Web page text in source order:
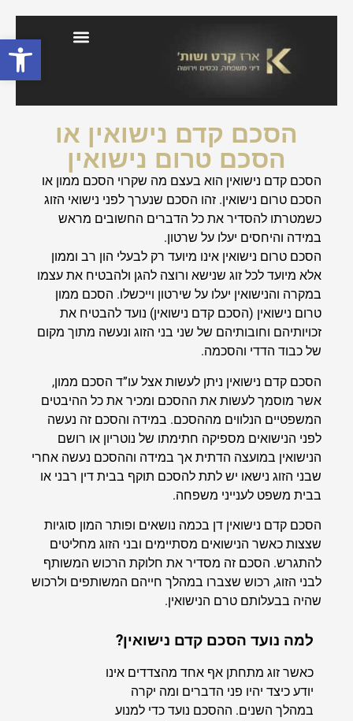
פתח
הסכם קדם נישואין או
הסכם טרום נישואין
הסכם קדם נישואין הוא בעצם מה שקרוי הסכם ממון או
הסכם טרום נישואין. זהו הסכם שנערך לפני נישואי הזוג
כשמטרתו להסדיר את כל הדברים החשובים מראש
במידה והיחסים יעלו על שרטון.
הסכם טרום נישואין אינו מיועד רק לבעלי הון רב וממון
אלא מיועד לכל זוג שנישא ורוצה להגן ולהבטיח את עצמו
במקרה והנישואין יעלו על שירטון וייכשלו. הסכם ממון
טרום נישואין (הסכם קדם נישואין) נועד להבטיח את
זכויותיהם וחובותיהם של שני בני הזוג ונעשה מתוך מקום
של כבוד הדדי והסכמה.
הסכם קדם נישואין ניתן לעשות אצל עו”ד הסכם ממון,
אשר מוסמך לעשות את ההסכם ומכיר את כל ההיבטים
המשפטיים הנלווים מההסכם. במידה והסכם זה נעשה
לפני הנישואים מספיקה חתימתו של נוטריון או רושם
הנישואין במועצה הדתית אך במידה וההסכם נעשה אחרי
שבני הזוג נישאו יש לתת להסכם תוקף בבית דין רבני או
בבית משפט לענייני משפחה.
הסכם קדם נישואין דן בכמה נושאים ופותר המון סוגיות
שצצות כאשר הנישואים מסתיימים ובני הזוג מחליטים
להתגרש. הסכם זה מסדיר את חלוקת הרכוש המשותף
לבני הזוג, רכוש שצברו במהלך חייהם המשותפים ולרכוש
שהיה בבעלותם טרם הנישואין.
למה נועד הסכם קדם נישואין?
כאשר זוג מתחתן אף אחד מהצדדים אינו
יודע כיצד יהיו פני הדברים ומה יקרה
במהלך השנים. ההסכם נועד כדי למנוע